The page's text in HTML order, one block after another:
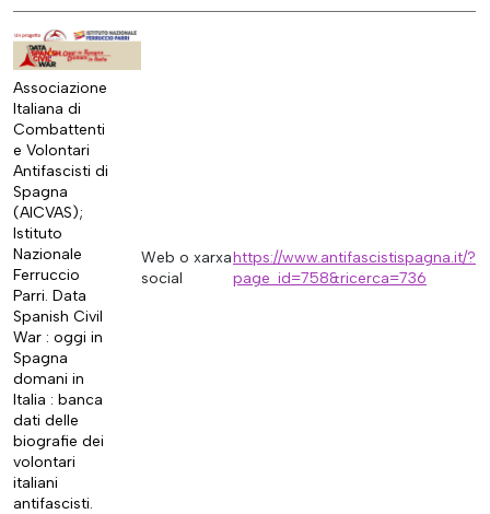
Associazione
Italiana di
Combattenti
e Volontari
Antifascisti di
Spagna
(AICVAS);
Istituto
Nazionale
Ferruccio
Parri. Data
Spanish Civil
War : oggi in
Spagna
domani in
Italia : banca
dati delle
biografie dei
volontari
italiani
antifascisti.
Web o xarxa
social
https://www.antifascistispagna.it/?
page_id=758&ricerca=736